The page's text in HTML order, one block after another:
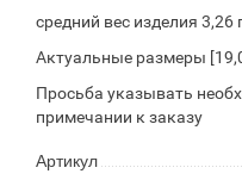
средний вес изделия 3,26
Актуальные размеры
Просьба указывать
примечании к заказу
Артикул